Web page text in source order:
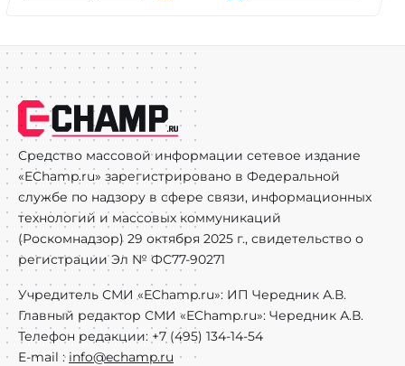
Средство массовой информации сетевое издание
«EChamp.ru» зарегистрировано в Федеральной
службе по надзору в сфере связи, информационных
технологий и массовых коммуникаций
(Роскомнадзор) 29 октября 2025 г., свидетельство о
регистрации Эл № ФС77-90271
Учредитель СМИ «EChamp.ru»: ИП Чередник А.В.
Главный редактор СМИ «EChamp.ru»: Чередник А.В.
Телефон редакции: +7 (495) 134-14-54
E-mail : info@echamp.ru